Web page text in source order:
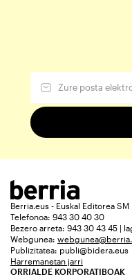
Berria.eus - Euskal Editorea SM
Telefonoa: 943 30 40 30
Bezero arreta: 943 30 43 45 |
Webgunea:
Publizitatea: publi@bidera.eus
Harremanetan jarri
ORRIALDE KORPORATIBOAK